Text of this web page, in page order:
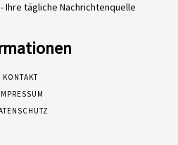
Ihre tägliche Nachrichtenquelle
KONTAKT